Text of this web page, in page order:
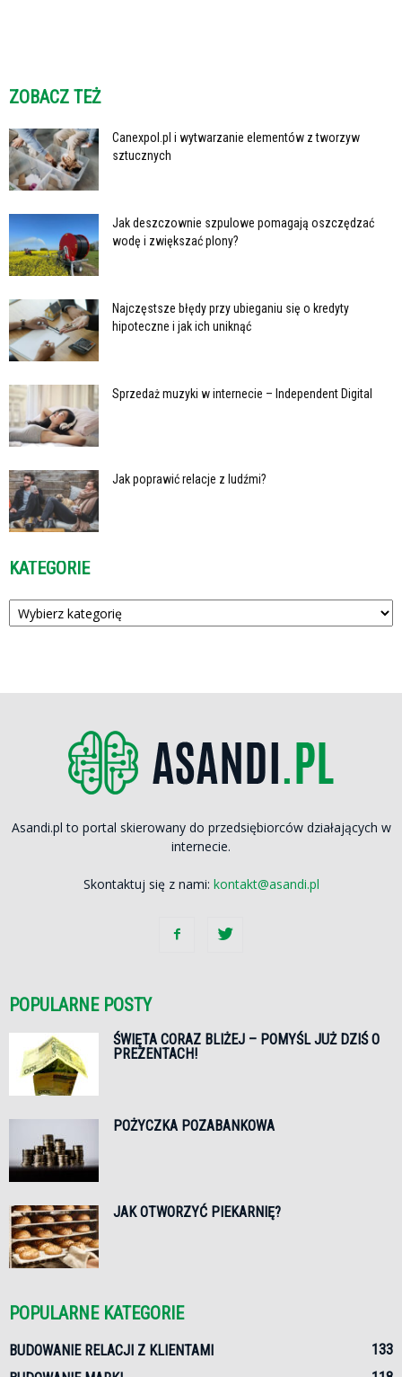
ZOBACZ TEŻ
Canexpol.pl i wytwarzanie elementów z tworzyw
sztucznych
Jak deszczownie szpulowe pomagają oszczędzać
wodę i zwiększać plony?
Najczęstsze błędy przy ubieganiu się o kredyty
hipoteczne i jak ich uniknąć
Sprzedaż muzyki w internecie – Independent Digital
Jak poprawić relacje z ludźmi?
KATEGORIE
Kategorie
Asandi.pl to portal skierowany do przedsiębiorców działających w
internecie.
Skontaktuj się z nami: kontakt@asandi.pl
POPULARNE POSTY
ŚWIĘTA CORAZ BLIŻEJ – POMYŚL JUŻ DZIŚ O
PREZENTACH!
POŻYCZKA POZABANKOWA
JAK OTWORZYĆ PIEKARNIĘ?
POPULARNE KATEGORIE
BUDOWANIE RELACJI Z KLIENTAMI
133